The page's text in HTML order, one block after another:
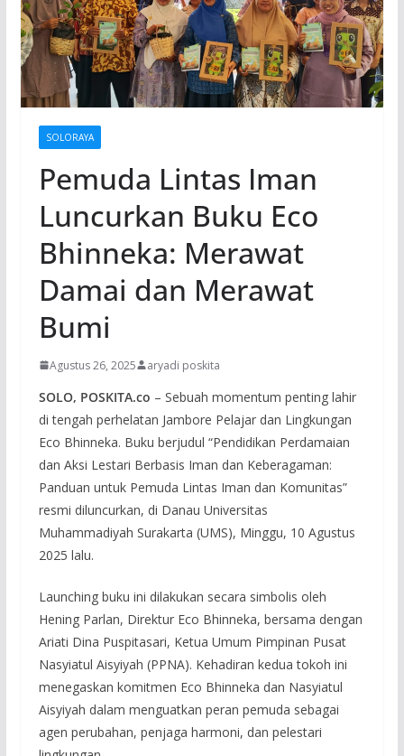
SOLORAYA
Pemuda Lintas Iman
Luncurkan Buku Eco
Bhinneka: Merawat
Damai dan Merawat
Bumi
Agustus 26, 2025 aryadi poskita
SOLO, POSKITA.co – Sebuah momentum penting lahir
di tengah perhelatan Jambore Pelajar dan Lingkungan
Eco Bhinneka. Buku berjudul “Pendidikan Perdamaian
dan Aksi Lestari Berbasis Iman dan Keberagaman:
Panduan untuk Pemuda Lintas Iman dan Komunitas”
resmi diluncurkan, di Danau Universitas
Muhammadiyah Surakarta (UMS), Minggu, 10 Agustus
2025 lalu.
Launching buku ini dilakukan secara simbolis oleh
Hening Parlan, Direktur Eco Bhinneka, bersama dengan
Ariati Dina Puspitasari, Ketua Umum Pimpinan Pusat
Nasyiatul Aisyiyah (PPNA). Kehadiran kedua tokoh ini
menegaskan komitmen Eco Bhinneka dan Nasyiatul
Aisyiyah dalam menguatkan peran pemuda sebagai
agen perubahan, penjaga harmoni, dan pelestari